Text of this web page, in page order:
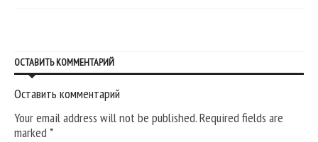
ОСТАВИТЬ КОММЕНТАРИЙ
Оставить комментарий
Your email address will not be published. Required fields are
marked*